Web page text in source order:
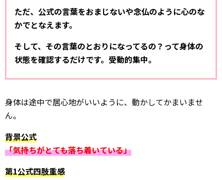
ただ、公式の言葉をおまじないや念仏のように心のな
かでとなえます。
そして、その言葉のとおりになってるの？って身体の
状態を確認するだけです。受動的集中。
身体は途中で居心地がいいように、動かしてかまいませ
ん。
背景公式
「気持ちがとても落ち着いている」
第1公式四肢重感